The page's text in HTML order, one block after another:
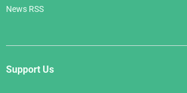
News RSS
Support Us